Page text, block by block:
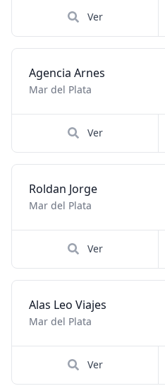
Ver
Agencia Arnes
Mar del Plata
Ver
Roldan Jorge
Mar del Plata
Ver
Alas Leo Viajes
Mar del Plata
Ver